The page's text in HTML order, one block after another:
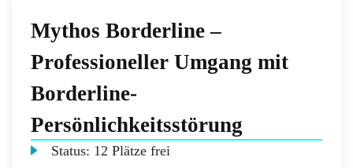
Mythos Borderline –
Professioneller Umgang mit
Borderline-
Persönlichkeitsstörung
Status: 12 Plätze frei